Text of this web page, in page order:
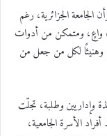
الجزائرية، رغم
واعٍ، ومتمكن من أدوات
وهنيئًا لكل من جعل من
وإداريين وطلبة، تجلّت
الأسرة الجامعية،